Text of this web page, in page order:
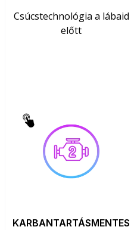
Csúcstechnológia a lábaid
előtt
KARBANTARTÁSMENTES